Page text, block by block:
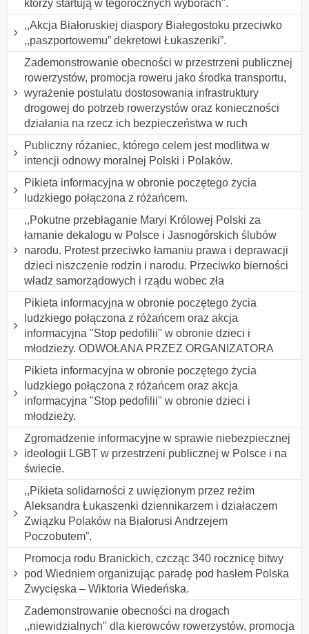
którzy startują w tegorocznych wyborach".
,,Akcja Białoruskiej diaspory Białegostoku przeciwko
,,paszportowemu” dekretowi Łukaszenki”.
Zademonstrowanie obecności w przestrzeni publicznej
rowerzystów, promocja roweru jako środka transportu,
wyrażenie postulatu dostosowania infrastruktury
drogowej do potrzeb rowerzystów oraz konieczności
działania na rzecz ich bezpieczeństwa w ruch
Publiczny różaniec, którego celem jest modlitwa w
intencji odnowy moralnej Polski i Polaków.
Pikieta informacyjna w obronie poczętego życia
ludzkiego połączona z różańcem.
,,Pokutne przebłaganie Maryi Królowej Polski za
łamanie dekalogu w Polsce i Jasnogórskich ślubów
narodu. Protest przeciwko łamaniu prawa i deprawacji
dzieci niszczenie rodzin i narodu. Przeciwko bierności
władz samorządowych i rządu wobec zła
Pikieta informacyjna w obronie poczętego życia
ludzkiego połączona z różańcem oraz akcja
informacyjna "Stop pedofilii" w obronie dzieci i
młodzieży. ODWOŁANA PRZEZ ORGANIZATORA
Pikieta informacyjna w obronie poczętego życia
ludzkiego połączona z różańcem oraz akcja
informacyjna "Stop pedofilii" w obronie dzieci i
młodzieży.
Zgromadzenie informacyjne w sprawie niebezpiecznej
ideologii LGBT w przestrzeni publicznej w Polsce i na
świecie.
,,Pikieta solidarności z uwięzionym przez reżim
Aleksandra Łukaszenki dziennikarzem i działaczem
Związku Polaków na Białorusi Andrzejem
Poczobutem”.
Promocja rodu Branickich, czcząc 340 rocznicę bitwy
pod Wiedniem organizując paradę pod hasłem Polska
Zwycięska – Wiktoria Wiedeńska.
Zademonstrowanie obecności na drogach
,,niewidzialnych" dla kierowców rowerzystów, promocja